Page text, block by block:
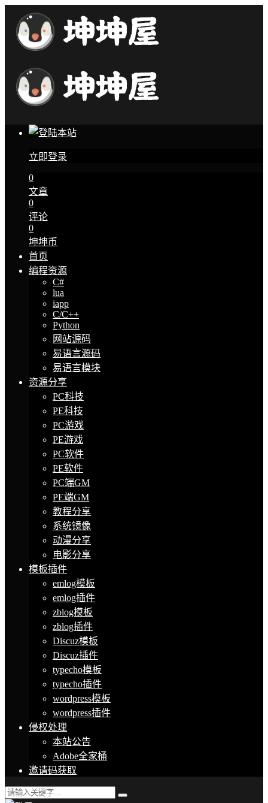
立即登录
0
文章
0
评论
0
坤坤币
首页
编程资源
C#
lua
iapp
C/C++
Python
网站源码
易语言源码
易语言模块
资源分享
PC科技
PE科技
PC游戏
PE游戏
PC软件
PE软件
PC端GM
PE端GM
教程分享
系统镜像
动漫分享
电影分享
模板插件
emlog模板
emlog插件
zblog模板
zblog插件
Discuz模板
Discuz插件
typecho模板
typecho插件
wordpress模板
wordpress插件
侵权处理
本站公告
Adobe全家桶
邀请码获取